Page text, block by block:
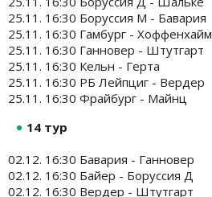
25.11. 16:30 Боруссия М - Бавария
25.11. 16:30 Гамбург - Хоффенхайм
25.11. 16:30 Ганновер - Штутгарт
25.11. 16:30 Кельн - Герта
25.11. 16:30 РБ Лейпциг - Вердер
25.11. 16:30 Фрайбург - Майнц
14 тур
02.12. 16:30 Бавария - Ганновер
02.12. 16:30 Байер - Боруссия Д
02.12. 16:30 Вердер - Штутгарт